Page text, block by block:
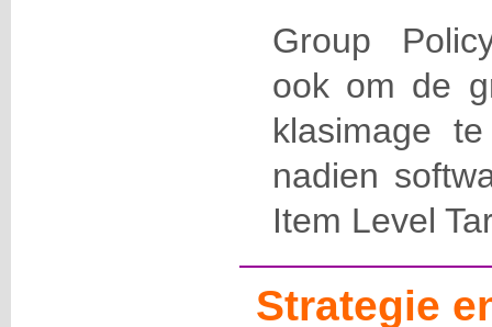
Group
ook om de
klasimage
nadien
Item Level
Strategie